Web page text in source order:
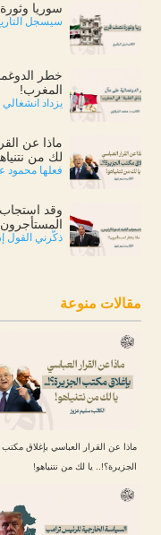
سوريا
سيسجل التاريخ أن يوم ٨
خطر
المغرب!
يزداد
ماذا عن
لك من
فعلها محمود
وقد استجاب
ذكّرني القول
مقالات منوعة
ماذا عن القرار العباسي بإغلاق مكتب
الجزيرة؟!.. يا لك من نتنياهو!